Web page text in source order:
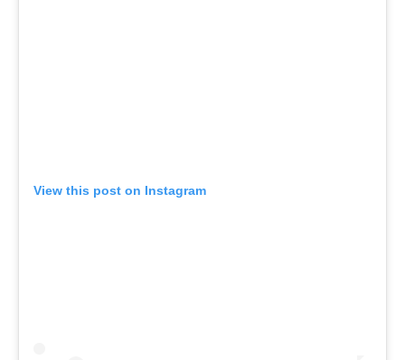
View this post on Instagram